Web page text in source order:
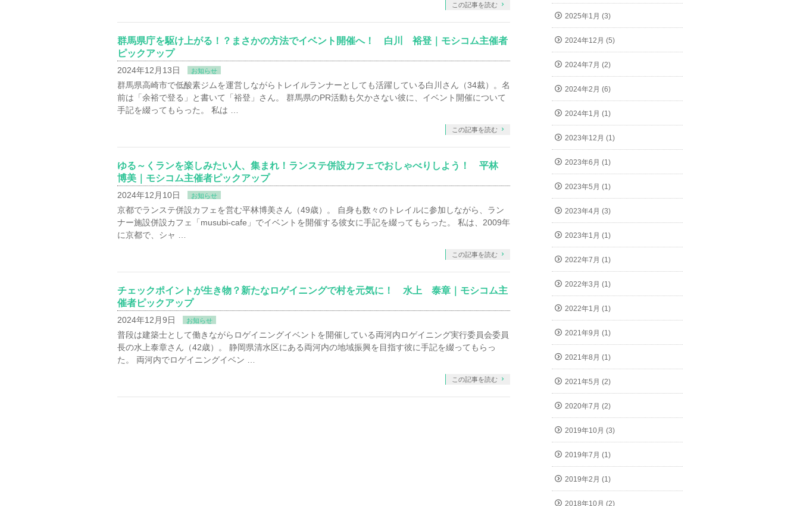
この記事を読む
群馬県庁を駆け上がる！？まさかの方法でイベント開催へ！ 白川 裕登｜モシコム主催者
ピックアップ
2024年12月13日 お知らせ
群馬県高崎市で低酸素ジムを運営しながらトレイルランナーとしても活躍している白川さん（34裁）。名
前は「余裕で登る」と書いて「裕登」さん。 群馬県のPR活動も欠かさない彼に、イベント開催について
手記を綴ってもらった。 私は …
この記事を読む
ゆる～くランを楽しみたい人、集まれ！ランステ併設カフェでおしゃべりしよう！ 平林
博美｜モシコム主催者ピックアップ
2024年12月10日 お知らせ
京都でランステ併設カフェを営む平林博美さん（49歳）。 自身も数々のトレイルに参加しながら、ラン
ナー施設併設カフェ「musubi-cafe」でイベントを開催する彼女に手記を綴ってもらった。 私は、2009年
に京都で、シャ …
この記事を読む
チェックポイントが生き物？新たなロゲイニングで村を元気に！ 水上 泰章｜モシコム主
催者ピックアップ
2024年12月9日 お知らせ
普段は建築士として働きながらロゲイニングイベントを開催している両河内ロゲイニング実行委員会委員
長の水上泰章さん（42歳）。 静岡県清水区にある両河内の地域振興を目指す彼に手記を綴ってもらっ
た。 両河内でロゲイニングイベン …
この記事を読む
2025年1月 (3)
2024年12月 (5)
2024年7月 (2)
2024年2月 (6)
2024年1月 (1)
2023年12月 (1)
2023年6月 (1)
2023年5月 (1)
2023年4月 (3)
2023年1月 (1)
2022年7月 (1)
2022年3月 (1)
2022年1月 (1)
2021年9月 (1)
2021年8月 (1)
2021年5月 (2)
2020年7月 (2)
2019年10月 (3)
2019年7月 (1)
2019年2月 (1)
2018年10月 (2)